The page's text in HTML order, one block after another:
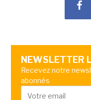
NEWSLETTER
Recevez notre
abonnés